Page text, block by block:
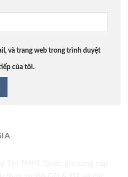
và trang web trong trình duyệt
của tôi.